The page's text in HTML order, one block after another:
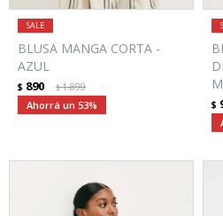
BLUSA MANGA CORTA -
AZUL
$ 890 $1.899
53 $